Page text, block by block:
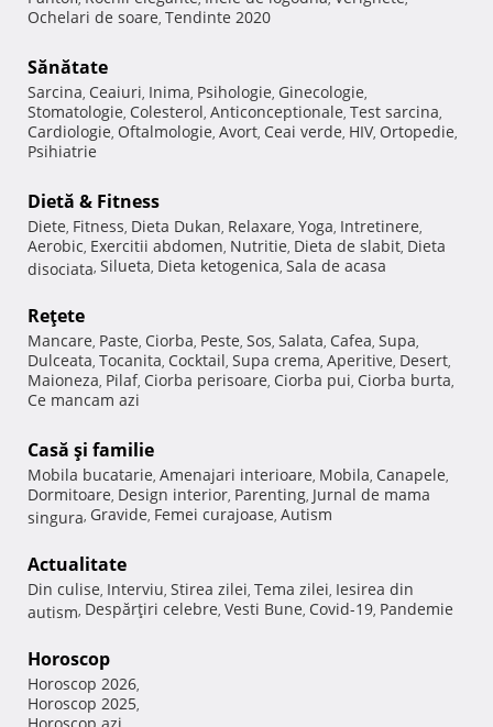
Ochelari de soare, Tendinte 2020
Sănătate
Sarcina, Ceaiuri, Inima, Psihologie, Ginecologie,
Stomatologie, Colesterol, Anticonceptionale, Test sarcina,
Cardiologie, Oftalmologie, Avort, Ceai verde, HIV, Ortopedie,
Psihiatrie
Dietă & Fitness
Diete, Fitness, Dieta Dukan, Relaxare, Yoga, Intretinere,
Aerobic, Exercitii abdomen, Nutritie, Dieta de slabit, Dieta
disociata, Silueta, Dieta ketogenica, Sala de acasa
Reţete
Mancare, Paste, Ciorba, Peste, Sos, Salata, Cafea, Supa,
Dulceata, Tocanita, Cocktail, Supa crema, Aperitive, Desert,
Maioneza, Pilaf, Ciorba perisoare, Ciorba pui, Ciorba burta,
Ce mancam azi
Casă şi familie
Mobila bucatarie, Amenajari interioare, Mobila, Canapele,
Dormitoare, Design interior, Parenting, Jurnal de mama
singura, Gravide, Femei curajoase, Autism
Actualitate
Din culise, Interviu, Stirea zilei, Tema zilei, Iesirea din
autism, Despărţiri celebre, Vesti Bune, Covid-19, Pandemie
Horoscop
Horoscop 2026,
Horoscop 2025,